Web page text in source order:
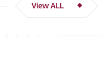
View ALL